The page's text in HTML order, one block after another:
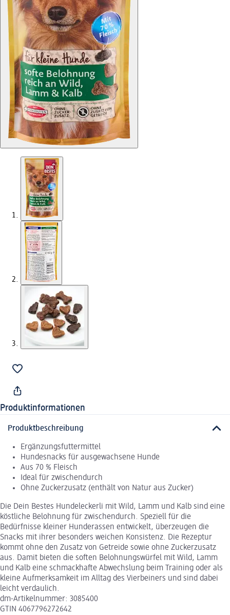
Produktinformationen
Produktbeschreibung
Ergänzungsfuttermittel
Hundesnacks für ausgewachsene Hunde
Aus 70 % Fleisch
Ideal für zwischendurch
Ohne Zuckerzusatz (enthält von Natur aus Zucker)
Die Dein Bestes Hundeleckerli mit Wild, Lamm und Kalb sind eine
köstliche Belohnung für zwischendurch. Speziell für die
Bedürfnisse kleiner Hunderassen entwickelt, überzeugen die
Snacks mit ihrer besonders weichen Konsistenz. Die Rezeptur
kommt ohne den Zusatz von Getreide sowie ohne Zuckerzusatz
aus. Damit bieten die soften Belohnungswürfel mit Wild, Lamm
und Kalb eine schmackhafte Abwechslung beim Training oder als
kleine Aufmerksamkeit im Alltag des Vierbeiners und sind dabei
leicht verdaulich.
dm-Artikelnummer: 3085400
GTIN 4067796272642